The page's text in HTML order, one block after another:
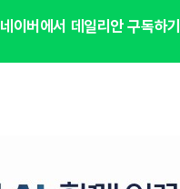
네이버에서 데일리안 구독하기